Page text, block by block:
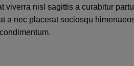
viverra nisl sagittis a curabitur
a nec placerat sociosqu